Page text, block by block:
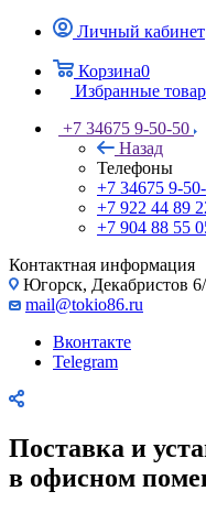
Личный кабинет
Корзина0
Избранные
+7 34675 9-50-50
Назад
Телефоны
+7 34675 9-
+7 922 44 89
+7 904 88 55
Контактная информация
Югорск, Декабристов 6/
mail@tokio86.ru
Вконтакте
Telegram
Поставка и
в офисном